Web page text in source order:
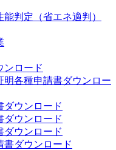
判定（省エネ適判）
ンロード
明各種申請書ダウンロー
ダウンロード
ダウンロード
ダウンロード
書ダウンロード